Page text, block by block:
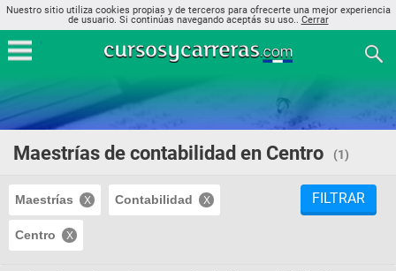
Nuestro sitio utiliza cookies propias y de terceros para ofrecerte una mejor experiencia
de usuario. Si continúas navegando aceptás su uso.. Cerrar
Maestrías de contabilidad en Centro (1)
Maestrías Contabilidad
Centro
FILTRAR